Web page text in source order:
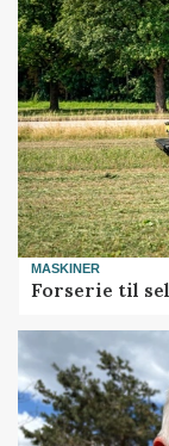
MASKINER
Forserie til